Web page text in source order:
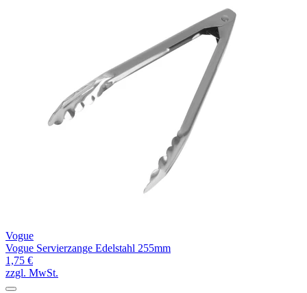
Vogue
Vogue Servierzange Edelstahl 255mm
1,75 €
zzgl. MwSt.